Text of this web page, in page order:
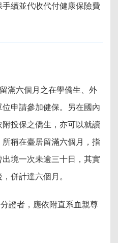
續並代收代付健康保險費
滿六個月之在學僑生、外
申請參加健保。另在國內
投保之僑生，亦可以就讀
稱在臺居留滿六個月，指
境一次未逾三十日，其實
併計達六個月。
證者，應依附直系血親尊